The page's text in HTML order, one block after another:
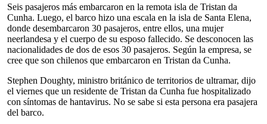
Seis pasajeros más embarcaron en la remota isla de Tristan da
Cunha. Luego, el barco hizo una escala en la isla de Santa Elena,
donde desembarcaron 30 pasajeros, entre ellos, una mujer
neerlandesa y el cuerpo de su esposo fallecido. Se desconocen las
nacionalidades de dos de esos 30 pasajeros. Según la empresa, se
cree que son chilenos que embarcaron en Tristan da Cunha.
Stephen Doughty, ministro británico de territorios de ultramar, dijo
el viernes que un residente de Tristan da Cunha fue hospitalizado
con síntomas de hantavirus. No se sabe si esta persona era pasajera
del barco.